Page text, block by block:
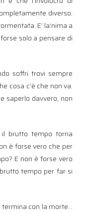
diverso.
E’ la’nima a
solo a pensare di
soffri trovi sempre
cosa c’è che non va.
saperlo davvero, non
brutto tempo torna
è forse vero che per
E non è forse vero
tempo per far si
termina con la morte…